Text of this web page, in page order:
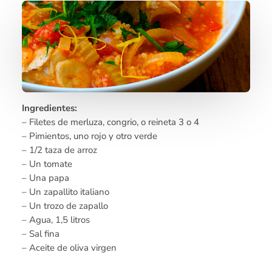
Ingredientes:
– Filetes de merluza, congrio, o reineta 3 o 4
– Pimientos, uno rojo y otro verde
– 1/2 taza de arroz
– Un tomate
– Una papa
– Un zapallito italiano
– Un trozo de zapallo
– Agua, 1,5 litros
– Sal fina
– Aceite de oliva virgen